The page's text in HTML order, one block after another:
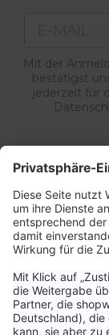
Mit der
bestätigst
jederzeit für
Unternehmen